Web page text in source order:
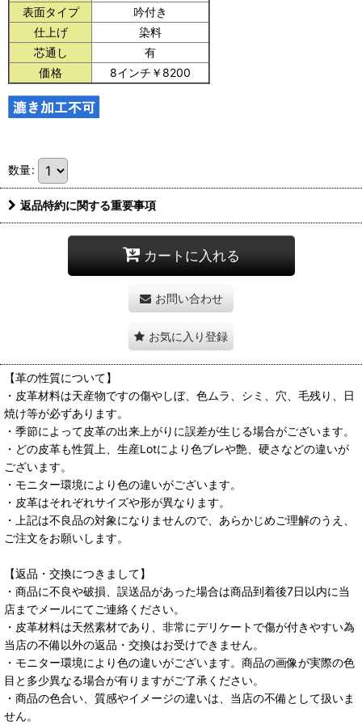
表面タイプ
吟付き
仕上げ
染料
芯通し
有
価格
8インチ￥8200
数量:
返品特約に関する重要事項
カートに入れる
お問い合わせ
お気に入り登録
【革の性質について】
・皮革材料は天産物ですの傷やしぼ、色ムラ、シミ、穴、毛残り、日
焼け等が必ずあります。
・季節によって皮革の出来上がりに誤差が生じる場合がございます。
・どの皮革も性質上、生産Lotにより色ブレや艶、硬さなどの違いが
ございます。
・モニター環境により色の違いがございます。
・皮革はそれぞれサイズや形が異なります。
・上記は不良品の対象になりませんので、あらかじめご理解のうえ、
ご注文をお願いします。
【返品・交換につきまして】
・商品に不良や破損、誤送品があった場合は商品到着後7日以内に当
店までメールにてご連絡ください。
・皮革材料は天然素材であり、非常にデリケートで傷が付きやすい為
当店の不備以外の返品・交換はお受けできません。
・モニター環境により色の違いがございます。商品の画像が実際の色
目と多少異なる場合が有りますがご了承ください。
・商品の色合い、質感やイメージの違いは、当店の不備として扱いま
せん。